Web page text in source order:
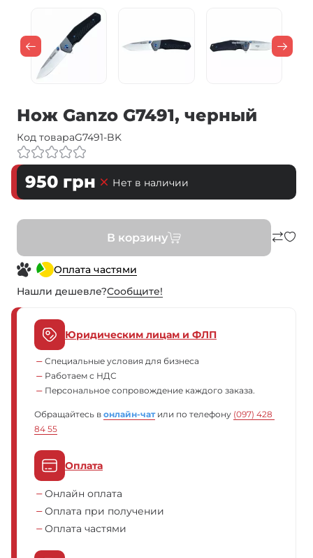
Нож Ganzo G7491, черный
Код товараG7491-BK
950 грн Нет в наличии
В корзину
Оплата частями
Нашли дешевле?Сообщите!
Юридическим лицам и ФЛП
Специальные условия для бизнеса
Работаем с НДС
Персональное сопровождение каждого заказа.
Обращайтесь в онлайн-чатили по телефону (097) 428
84 55
Оплата
Онлайн оплата
Оплата при получении
Оплата частями